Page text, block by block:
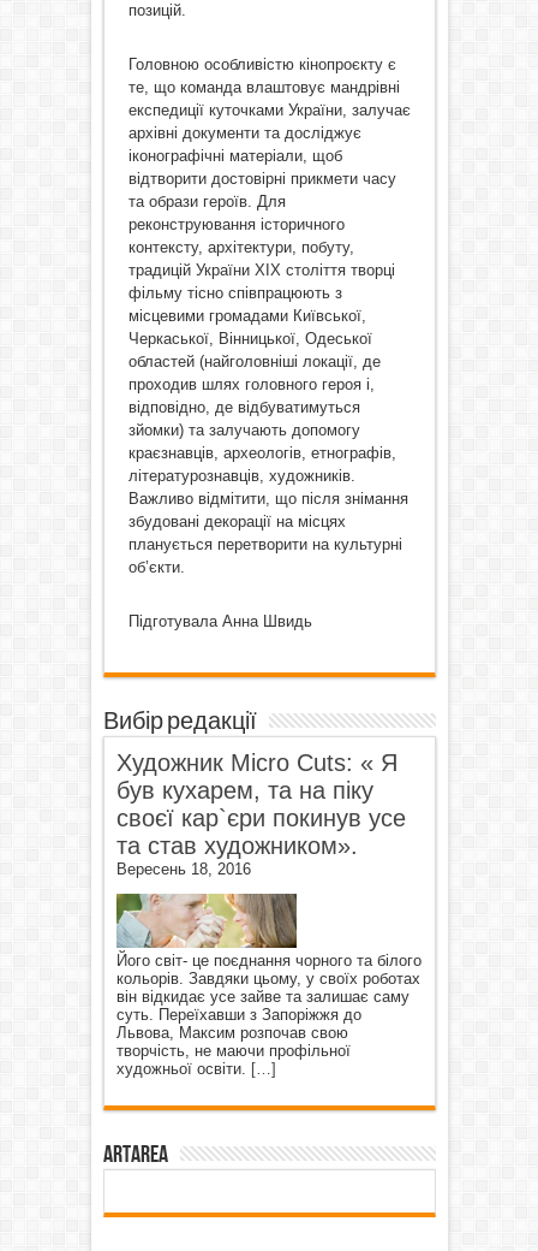
позицій.
Головною особливістю кінопроєкту є
те, що команда влаштовує мандрівні
експедиції куточками України, залучає
архівні документи та досліджує
іконографічні матеріали, щоб
відтворити достовірні прикмети часу
та образи героїв. Для
реконструювання історичного
контексту, архітектури, побуту,
традицій України XIX століття творці
фільму тісно співпрацюють з
місцевими громадами Київської,
Черкаської, Вінницької, Одеської
областей (найголовніші локації, де
проходив шлях головного героя і,
відповідно, де відбуватимуться
зйомки) та залучають допомогу
краєзнавців, археологів, етнографів,
літературознавців, художників.
Важливо відмітити, що після знімання
збудовані декорації на місцях
планується перетворити на культурні
об’єкти.
Підготувала Анна Швидь
Вибір редакції
Художник Micro Cuts: « Я
був кухарем, та на піку
своєї кар`єри покинув усе
та став художником».
Вересень 18, 2016
Його світ- це поєднання чорного та білого
кольорів. Завдяки цьому, у своїх роботах
він відкидає усе зайве та залишає саму
суть. Переїхавши з Запоріжжя до
Львова, Максим розпочав свою
творчість, не маючи профільної
художньої освіти. […]
ArtArea